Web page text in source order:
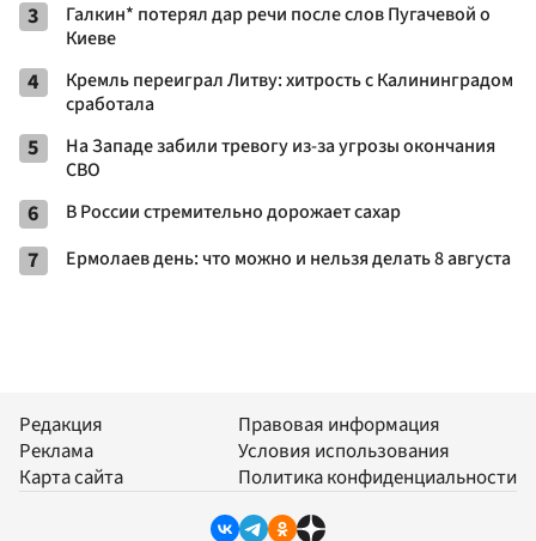
3
Галкин* потерял дар речи после слов Пугачевой о
Киеве
4
Кремль переиграл Литву: хитрость с Калининградом
сработала
5
На Западе забили тревогу из-за угрозы окончания
СВО
6 В России стремительно дорожает сахар
7 Ермолаев день: что можно и нельзя делать 8 августа
Редакция
Реклама
Карта сайта
Правовая информация
Условия использования
Политика конфиденциальности